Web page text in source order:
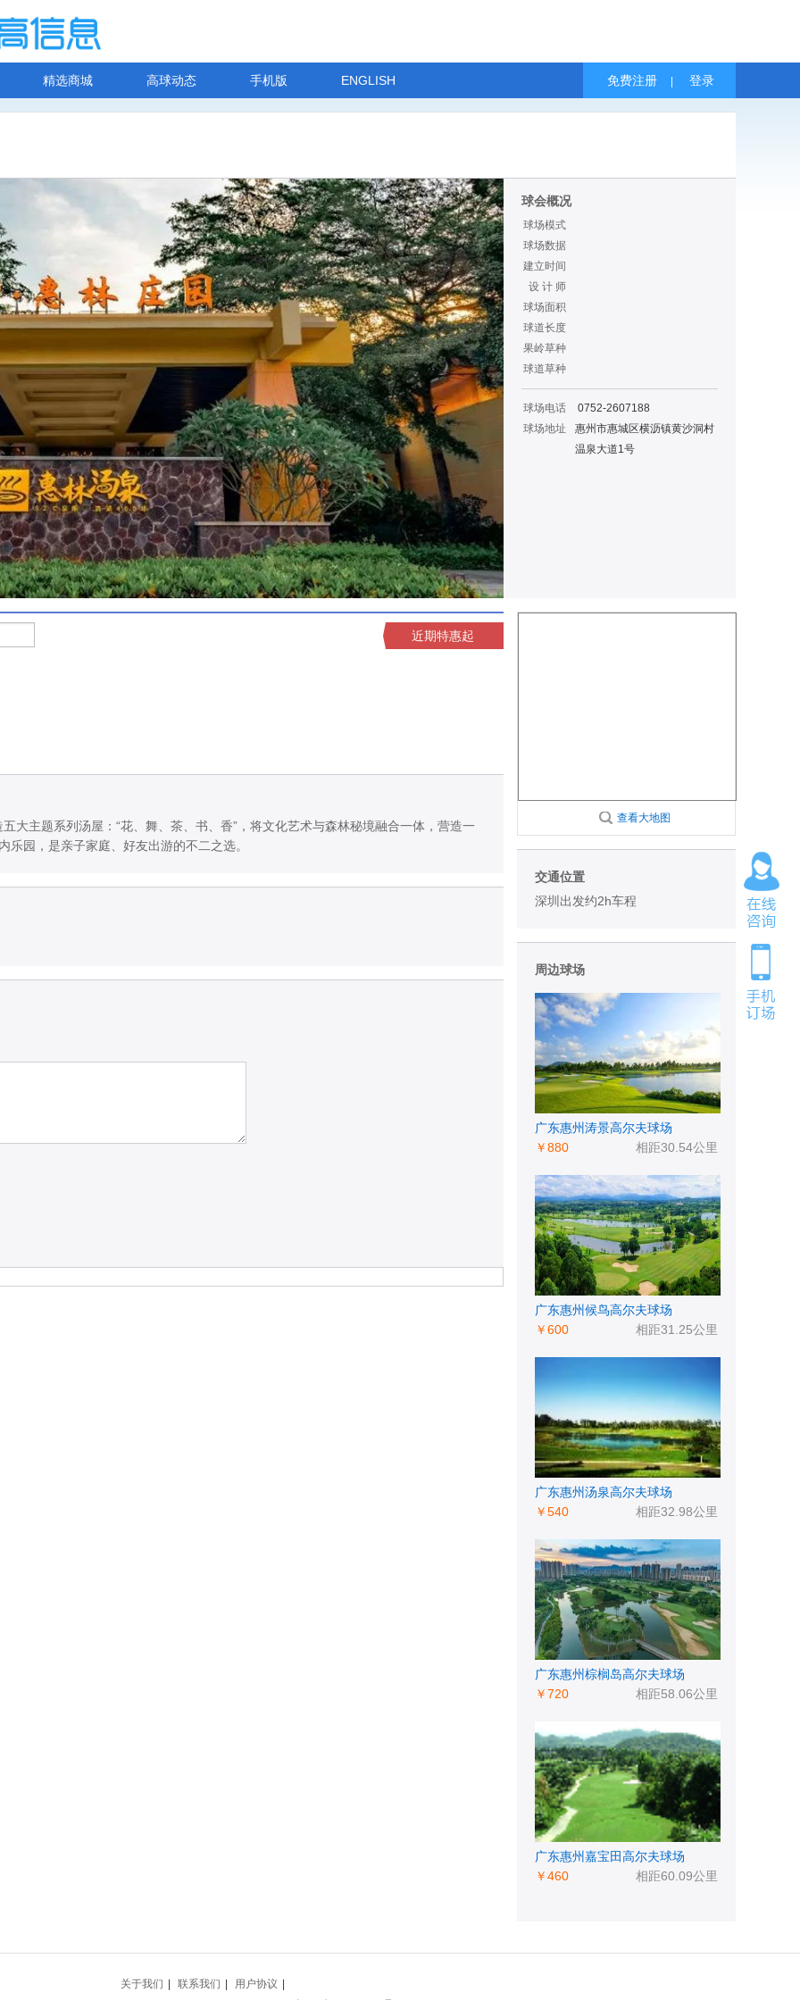
精选商城 高球动态 手机版 ENGLISH 免费注册 登录
球会概况
球场模式
球场数据
建立时间
设 计 师
球场面积
球道长度
果岭草种
球道草种
球场电话
0752-2607188
球场地址
惠州市惠城区横沥镇黄沙洞村
温泉大道1号
近期特惠起
大主题系列汤屋：“花、舞、茶、书、香”，将文化艺术与森林秘境融合一体，营造一
园，是亲子家庭、好友出游的不二之选。
查看大地图
交通位置
深圳出发约2h车程
周边球场
广东惠州涛景高尔夫球场
相距30.54公里
￥880
广东惠州候鸟高尔夫球场
相距31.25公里
￥600
广东惠州汤泉高尔夫球场
相距32.98公里
￥540
广东惠州棕榈岛高尔夫球场
相距58.06公里
￥720
广东惠州嘉宝田高尔夫球场
相距60.09公里
￥460
关于我们 联系我们 用户协议